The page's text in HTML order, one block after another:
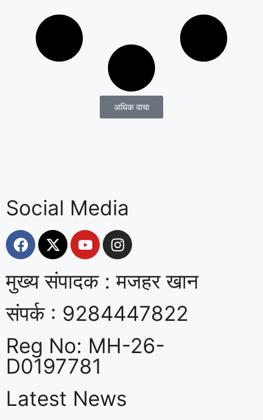
अधिक वाचा
Social Media
मुख्य संपादक : मजहर खान
संपर्क : 9284447822
Reg No: MH-26-
D0197781
Latest News